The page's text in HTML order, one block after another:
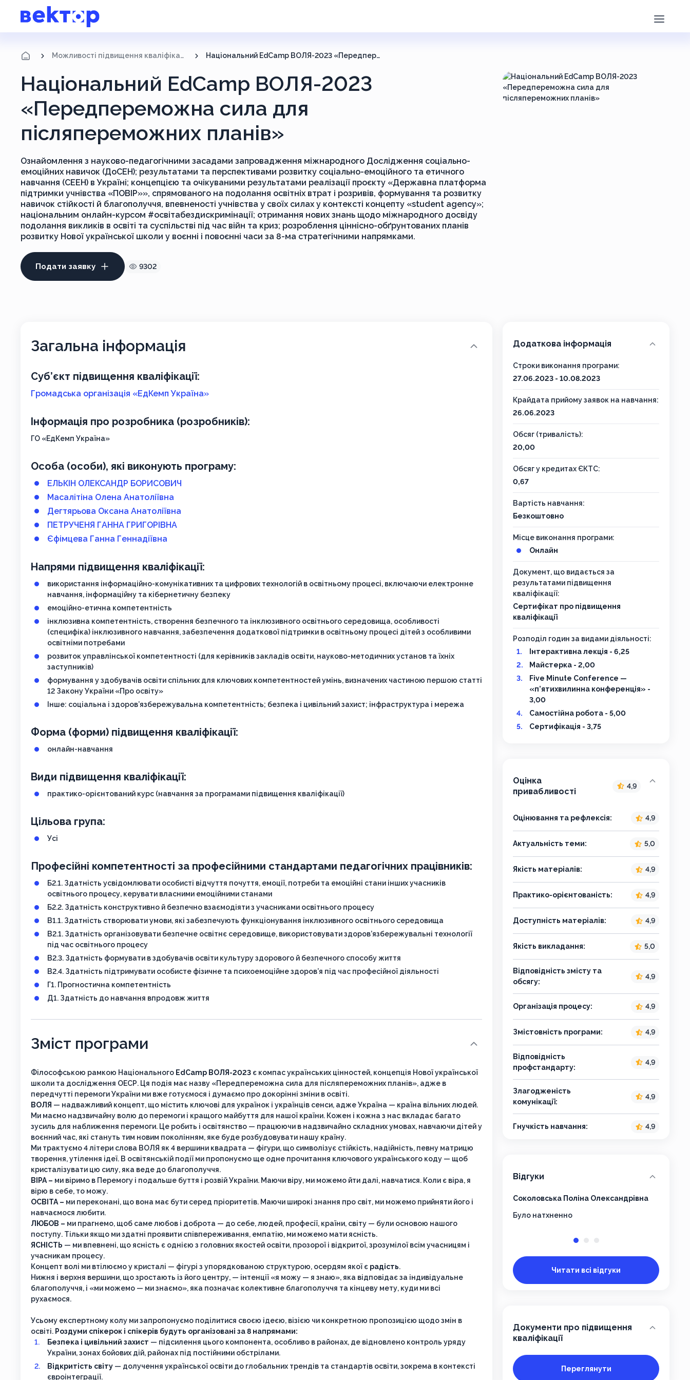
Можливості підвищення кваліфікації Національний EdCamp ВОЛЯ-2023 «Передпереможна сила для післяпереможних планів»
Національний EdCamp ВОЛЯ-2023
«Передпереможна сила для
післяпереможних планів»
Ознайомлення з науково-педагогічними засадами запровадження міжнародного Дослідження соціально-
емоційних навичок (ДоСЕН); результатами та перспективами розвитку соціально-емоційного та етичного
навчання (СЕЕН) в Україні; концепцією та очікуваними результатами реалізації проєкту «Державна платформа
підтримки учнівства «ПОВІР»», спрямованого на подолання освітніх втрат і розривів, формування та розвитку
навичок стійкості й благополуччя, впевненості учнівства у своїх силах у контексті концепту «student agency»;
національним онлайн-курсом #освітабездискримінації; отримання нових знань щодо міжнародного досвіду
подолання викликів в освіті та суспільстві під час війн та криз; розроблення ціннісно-обґрунтованих планів
розвитку Нової української школи у воєнні і повоєнні часи за 8-ма стратегічними напрямками.
Подати заявку 9302
Загальна інформація
Суб’єкт підвищення кваліфікації:
Громадська організація «ЕдКемп Україна»
Інформація про розробника (розробників):
ГО «ЕдКемп Україна»
Особа (особи), які виконують програму:
ЕЛЬКІН ОЛЕКСАНДР БОРИСОВИЧ
Масалітіна Олена Анатоліївна
Дегтярьова Оксана Анатоліївна
ПЕТРУЧЕНЯ ГАННА ГРИГОРІВНА
Єфімцева Ганна Геннадіївна
Напрями підвищення кваліфікації:
використання інформаційно-комунікативних та цифрових технологій в освітньому процесі, включаючи електронне
навчання, інформаційну та кібернетичну безпеку
емоційно-етична компетентність
інклюзивна компетентність, створення безпечного та інклюзивного освітнього середовища, особливості
(специфіка) інклюзивного навчання, забезпечення додаткової підтримки в освітньому процесі дітей з особливими
освітніми потребами
розвиток управлінської компетентності (для керівників закладів освіти, науково-методичних установ та їхніх
заступників)
формування у здобувачів освіти спільних для ключових компетентностей умінь, визначених частиною першою статті
12 Закону України «Про освіту»
Інше: соціальна і здоров’язбережувальна компетентність; безпека і цивільний захист; інфраструктура і мережа
Форма (форми) підвищення кваліфікації:
онлайн-навчання
Види підвищення кваліфікації:
практико-орієнтований курс (навчання за програмами підвищення кваліфікації)
Цільова група:
Усі
Професійні компетентності за професійними стандартами педагогічних працівників:
Б2.1. Здатність усвідомлювати особисті відчуття почуття, емоції, потреби та емоційні стани інших учасників
освітнього процесу, керувати власними емоційними станами
Б2.2. Здатність конструктивно й безпечно взаємодіяти з учасниками освітнього процесу
В1.1. Здатність створювати умови, які забезпечують функціонування інклюзивного освітнього середовища
В2.1. Здатність організовувати безпечне освітнє середовище, використовувати здоров’язбережувальні технології
під час освітнього процесу
В2.3. Здатність формувати в здобувачів освіти культуру здорового й безпечного способу життя
В2.4. Здатність підтримувати особисте фізичне та психоемоційне здоров’я під час професійної діяльності
Г1. Прогностична компетентність
Д1. Здатність до навчання впродовж життя
Зміст програми
Філософською рамкою Національного EdCamp ВОЛЯ-2023 є компас українських цінностей, концепція Нової української
школи та дослідження ОЕСР. Ця подія має назву «Передпереможна сила для післяпереможних планів», адже в
передчутті перемоги України ми вже готуємося і думаємо про докорінні зміни в освіті.
ВОЛЯ — надважливий концепт, що містить ключові для українок і українців сенси, адже Україна — країна вільних людей.
Ми маємо надзвичайну волю до перемоги і кращого майбуття для нашої країни. Кожен і кожна з нас вкладає багато
зусиль для наближення перемоги. Це робить і освітянство — працюючи в надзвичайно складних умовах, навчаючи дітей у
воєнний час, які стануть тим новим поколінням, яке буде розбудовувати нашу країну.
Ми трактуємо 4 літери слова ВОЛЯ як 4 вершини квадрата — фігури, що символізує стійкість, надійність, певну матрицю
творення, утілення ідеї. В освітянській події ми пропонуємо ще одне прочитання ключового українського коду — щоб
кристалізувати цю силу, яка веде до благополуччя.
ВІРА – ми віримо в Перемогу і подальше буття і розвій України. Маючи віру, ми можемо йти далі, навчатися. Коли є віра, я
вірю в себе, то можу.
ОСВІТА – ми переконані, що вона має бути серед пріоритетів. Маючи широкі знання про світ, ми можемо прийняти його і
навчаємося любити.
ЛЮБОВ – ми прагнемо, щоб саме любов і доброта — до себе, людей, професії, країни, світу — були основою нашого
поступу. Тільки якщо ми здатні проявити співпереживання, емпатію, ми можемо мати ясність.
ЯСНІСТЬ — ми впевнені, що ясність є однією з головних якостей освіти, прозорої і відкритої, зрозумілої всім учасницям і
учасникам процесу.
Концепт волі ми втілюємо у кристалі — фігурі з упорядкованою структурою, осердям якої є радість.
Нижня і верхня вершини, що зростають із його центру, — інтенції «я можу — я знаю», яка відповідає за індивідуальне
благополуччя, і «ми можемо — ми знаємо», яка позначає колективне благополуччя та кінцеву мету, куди ми всі
рухаємося.
Усьому експертному колу ми запропонуємо поділитися своєю ідеєю, візією чи конкретною пропозицією щодо змін в
освіті. Роздуми спікерок і спікерів будуть організовані за 8 напрямами:
Безпека і цивільний захист — підсилення цього компонента, особливо в районах, де відновлено контроль уряду
України, зонах бойових дій, районах під постійними обстрілами.
Відкритість світу — долучення української освіти до глобальних трендів та стандартів освіти, зокрема в контексті
євроінтеграції.
Додаткова інформація
Строки виконання програми:
27.06.2023 - 10.08.2023
Крайдата прийому заявок на навчання:
26.06.2023
Обсяг (тривалість):
20,00
Обсяг у кредитах ЄКТС:
0,67
Вартість навчання:
Безкоштовно
Місце виконання програми:
Онлайн
Документ, що видається за
результатами підвищення
кваліфікації:
Сертифікат про підвищення
кваліфікації
Розподіл годин за видами діяльності:
Інтерактивна лекція - 6,25
Майстерка - 2,00
Five Minute Conference —
«п’ятихвилинна конференція» -
3,00
Самостійна робота - 5,00
Сертифікація - 3,75
Оцінка
привабливості
4,9
Оцінювання та рефлексія: 4,9
Актуальність теми: 5,0
Якість матеріалів: 4,9
Практико-орієнтованість: 4,9
Доступність матеріалів: 4,9
Якість викладання: 5,0
Відповідність змісту та
обсягу:
4,9
Організація процесу: 4,9
Змістовність програми: 4,9
Відповідність
профстандарту:
4,9
Злагодженість
комунікації:
4,9
Гнучкість навчання: 4,9
Відгуки
Соколовська Поліна Олександрівна
Було натхненно
Читати всі відгуки
Документи про підвищення
кваліфікації
Переглянути